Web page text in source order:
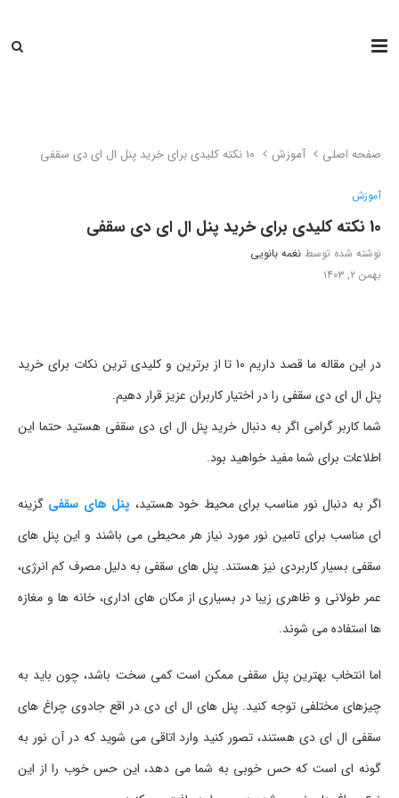
صفحه اصلی آموزش 10 نکته کلیدی برای خرید پنل ال ای دی سقفی
آموزش
10 نکته کلیدی برای خرید پنل ال ای دی سقفی
نوشته شده توسط نغمه بانویی
بهمن ۲, ۱۴۰۳
در این مقاله ما قصد داریم 10 تا از برترین و کلیدی ترین نکات برای خرید
پنل ال ای دی سقفی را در اختیار کاربران عزیز قرار دهیم.
شما کاربر گرامی اگر به دنبال خرید پنل ال ای دی سقفی هستید حتما این
اطلاعات برای شما مفید خواهید بود.
اگر به دنبال نور مناسب برای محیط خود هستید، پنل های سقفی گزینه
ای مناسب برای تامین نور مورد نیاز هر محیطی می باشند و این پنل های
سقفی بسیار کاربردی نیز هستند. پنل های سقفی به دلیل مصرف کم انرژی،
عمر طولانی و ظاهری زیبا در بسیاری از مکان های اداری، خانه ها و مغازه
ها استفاده می شوند.
اما انتخاب بهترین پنل سقفی ممکن است کمی سخت باشد، چون باید به
چیزهای مختلفی توجه کنید. پنل های ال ای دی در اقع جادوی چراغ های
سقفی ال ای دی هستند، تصور کنید وارد اتاقی می شوید که در آن نور به
گونه ای است که حس خوبی به شما می دهد، این حس خوب را از این